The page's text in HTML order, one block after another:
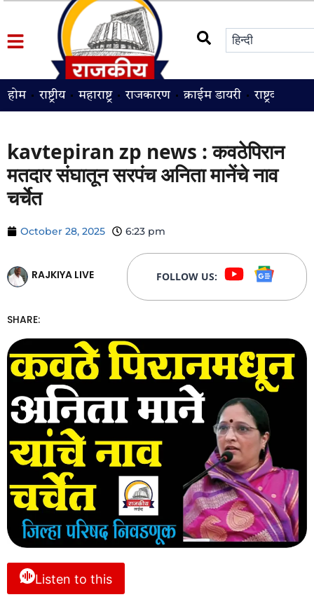
होम राष्ट्रीय महाराष्ट्र राजकारण क्राईम डायरी राष्ट्रवादी
kavtepiran zp news : कवठेपिरान
मतदार संघातून सरपंच अनिता मानेंचे नाव
चर्चेत
October 28, 2025 6:23 pm
RAJKIYA LIVE FOLLOW US:
SHARE:
Listen to this